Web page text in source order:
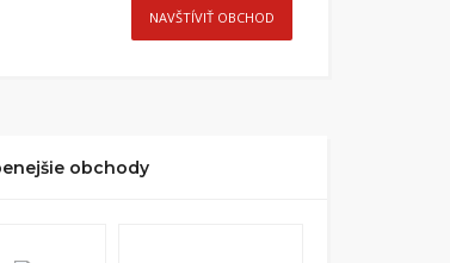
NAVŠTÍVIŤ OBCHOD
obchody